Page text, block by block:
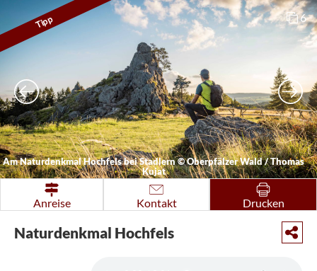
Tipp
Am Naturdenkmal Hochfels bei Stadlern©Oberpfälzer Wald / Thomas
Kujat
6
Anreise Kontakt Drucken
Naturdenkmal Hochfels